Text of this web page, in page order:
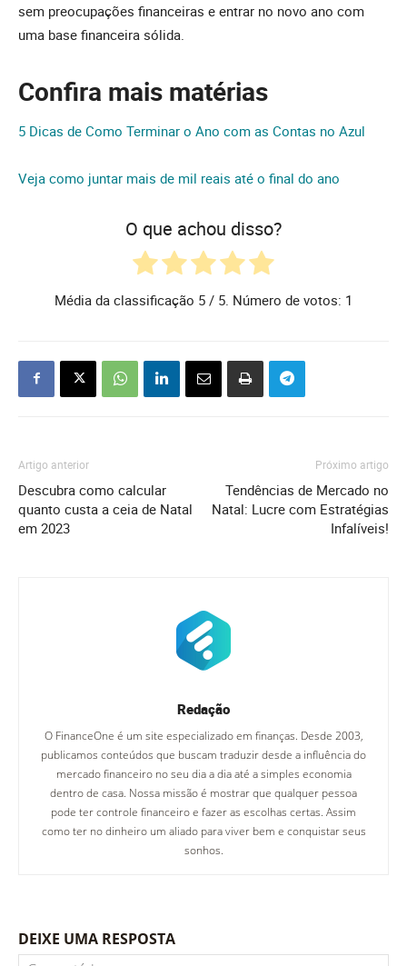
sem preocupações financeiras e entrar no novo ano com
uma base financeira sólida.
Confira mais matérias
5 Dicas de Como Terminar o Ano com as Contas no Azul
Veja como juntar mais de mil reais até o final do ano
O que achou disso?
Média da classificação 5 / 5. Número de votos: 1
Artigo anterior
Descubra como calcular
quanto custa a ceia de Natal
em 2023
Próximo artigo
Tendências de Mercado no
Natal: Lucre com Estratégias
Infalíveis!
Redação
O FinanceOne é um site especializado em finanças. Desde 2003,
publicamos conteúdos que buscam traduzir desde a influência do
mercado financeiro no seu dia a dia até a simples economia
dentro de casa. Nossa missão é mostrar que qualquer pessoa
pode ter controle financeiro e fazer as escolhas certas. Assim
como ter no dinheiro um aliado para viver bem e conquistar seus
sonhos.
DEIXE UMA RESPOSTA